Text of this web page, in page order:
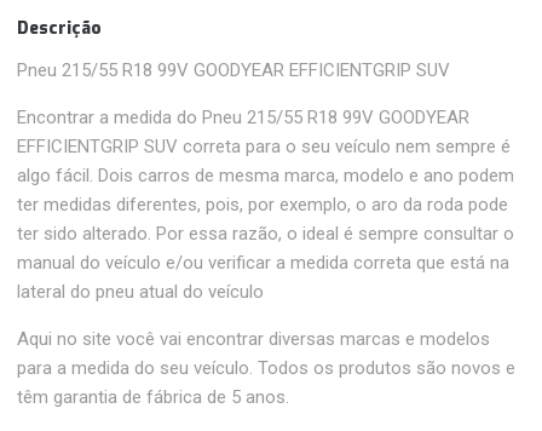
Descrição
Pneu 215/55 R18 99V GOODYEAR EFFICIENTGRIP SUV
Encontrar a medida do Pneu 215/55 R18 99V GOODYEAR
EFFICIENTGRIP SUV correta para o seu veículo nem sempre é
algo fácil. Dois carros de mesma marca, modelo e ano podem
ter medidas diferentes, pois, por exemplo, o aro da roda pode
ter sido alterado. Por essa razão, o ideal é sempre consultar o
manual do veículo e/ou verificar a medida correta que está na
lateral do pneu atual do veículo
Aqui no site você vai encontrar diversas marcas e modelos
para a medida do seu veículo. Todos os produtos são novos e
têm garantia de fábrica de 5 anos.